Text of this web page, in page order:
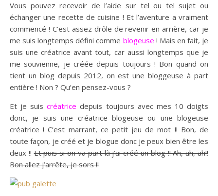
Vous pouvez recevoir de l’aide sur tel ou tel sujet ou
échanger une recette de cuisine ! Et l’aventure a vraiment
commencé ! C’est assez drôle de revenir en arrière, car je
me suis longtemps défini comme blogeuse ! Mais en fait, je
suis une créatrice avant tout, car aussi longtemps que je
me souvienne, je créée depuis toujours ! Bon quand on
tient un blog depuis 2012, on est une bloggeuse à part
entière ! Non ? Qu’en pensez-vous ?
Et je suiscréatrice depuis toujours avec mes 10 doigts
donc, je suis une créatrice blogeuse ou une blogeuse
créatrice ! C’est marrant, ce petit jeu de mot !! Bon, de
toute façon, je créé et je blogue donc je peux bien être les
deux !!Et puis si on va part là j’ai créé un blog !! Ah, ah, ah!!
Bon allez j’arrête, je sors !!